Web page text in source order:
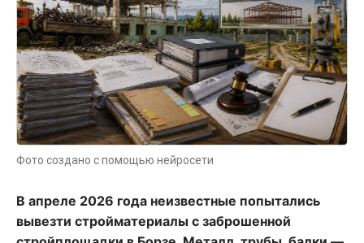
Фото создано с помощью нейросети
В апреле 2026 года неизвестные попытались
вывезти стройматериалы с заброшенной